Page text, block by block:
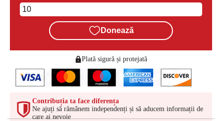
Donează
Plată sigură și protejată
Contribuția ta face diferența
Ne ajuți să rămânem independenți și să aducem informații de
care ai nevoie